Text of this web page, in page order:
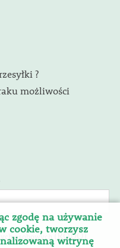
?
możliwości
osobowych (RODO)
zgodę na używanie
cookie, tworzysz
witrynę